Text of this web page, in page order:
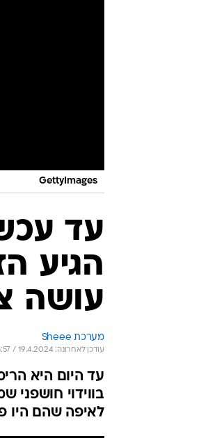
GettyImages
עד
הגיע
עושה
מערכת Sheee
עודכן לאחרונה: 19.4.2024 / 5:57
עד היום היא
בווידוי
לאיפה שהם היו